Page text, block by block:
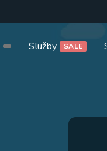
Služby SALE